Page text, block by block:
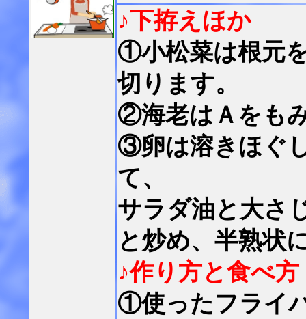
♪下拵えほか
①小松菜は根元
切ります。
②海老はＡをも
③卵は溶きほぐ
て、
サラダ油と大さ
と炒め、半熟状
♪作り方と食べ方
①使ったフライ